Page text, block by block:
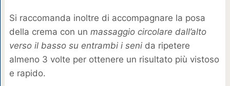
Si raccomanda inoltre di accompagnare la posa
della crema con un massaggio circolare dall’alto
verso il basso su entrambi i senida ripetere
almeno 3 volte per ottenere un risultato più vistoso
e rapido.